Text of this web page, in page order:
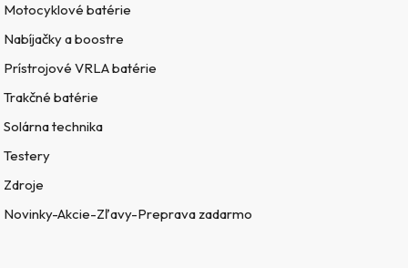
Motocyklové batérie
Nabíjačky a boostre
Prístrojové VRLA batérie
Trakčné batérie
Solárna technika
Testery
Zdroje
Novinky-Akcie-Zľavy-Preprava zadarmo